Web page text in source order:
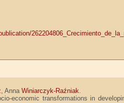
, AnnaWiniarczyk-Raźniak.
economic transformations in